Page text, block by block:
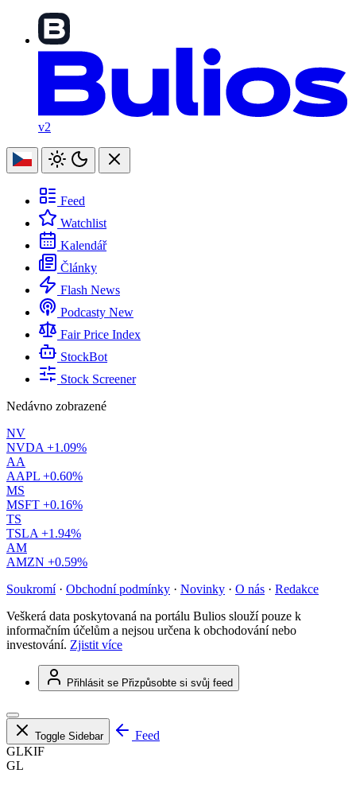
v2
Feed
Watchlist
Kalendář
Články
Flash News
Podcasty New
Fair Price Index
StockBot
Stock Screener
Nedávno zobrazené
NV
NVDA +1.09%
AA
AAPL +0.60%
MS
MSFT +0.16%
TS
TSLA +1.94%
AM
AMZN +0.59%
Soukromí · Obchodní podmínky · Novinky · O nás · Redakce
Veškerá data poskytovaná na portálu Bulios slouží pouze k
informačním účelům a nejsou určena k obchodování nebo
investování. Zjistit více
Přihlásit se Přizpůsobte si svůj feed
Toggle Sidebar
Feed
GLKIF
GL